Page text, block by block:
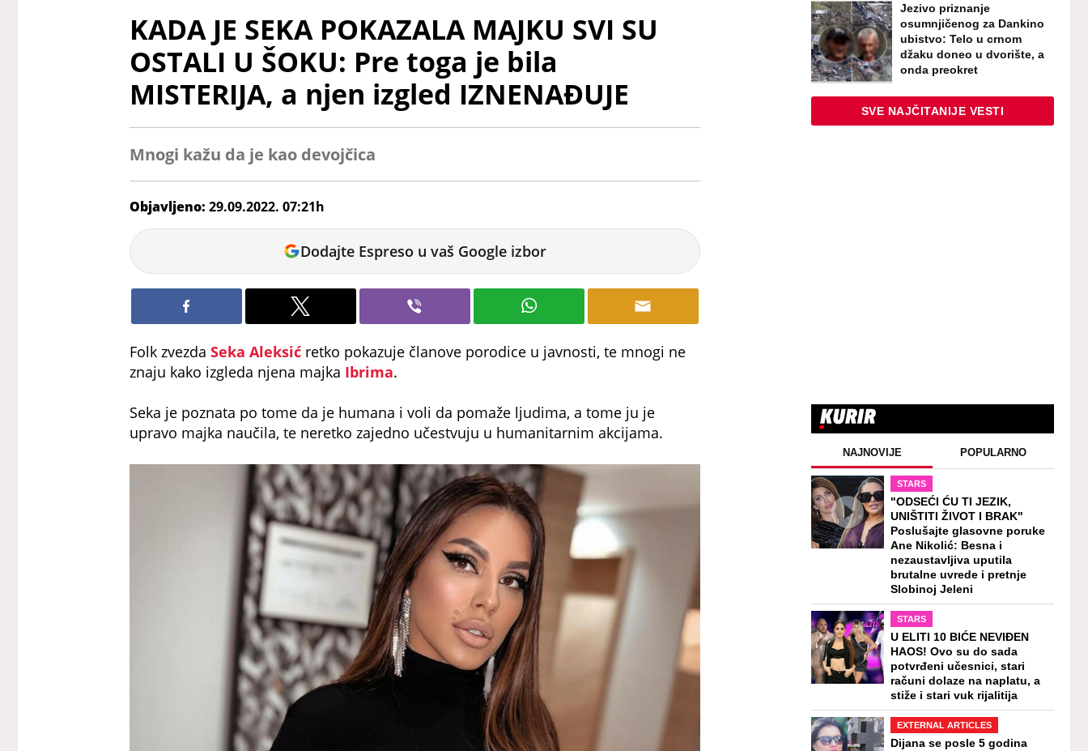
KADA JE SEKA POKAZALA MAJKU SVI SU
OSTALI U ŠOKU: Pre toga je bila
MISTERIJA, a njen izgled IZNENAĐUJE
Mnogi kažu da je kao devojčica
Objavljeno: 29.09.2022. 07:21h
Milica
Stanimirović
Dodajte Espreso u vaš Google izbor
Folk zvezda Seka Aleksićretko pokazuje članove porodice u javnosti, te mnogi ne
znaju kako izgleda njena majka Ibrima.
Seka je poznata po tome da je humana i voli da pomaže ljudima, a tome ju je
upravo majka naučila, te neretko zajedno učestvuju u humanitarnim akcijama.
Jezivo priznanje
osumnjičenog za Dankino
ubistvo: Telo u crnom
džaku doneo u dvorište, a
onda preokret
SVE NAJČITANIJE VESTI
NAJNOVIJE POPULARNO
STARS
"ODSEĆI ĆU TI JEZIK,
UNIŠTITI ŽIVOT I BRAK"
Poslušajte glasovne poruke
Ane Nikolić: Besna i
nezaustavljiva uputila
brutalne uvrede i pretnje
Slobinoj Jeleni
STARS
U ELITI 10 BIĆE NEVIĐEN
HAOS! Ovo su do sada
potvrđeni učesnici, stari
računi dolaze na naplatu, a
stiže i stari vuk rijalitija
EXTERNAL ARTICLES
Dijana se posle 5 godina